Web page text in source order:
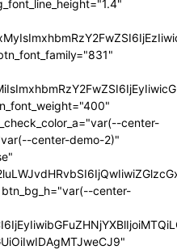
center-
center-demo-2)"
center-